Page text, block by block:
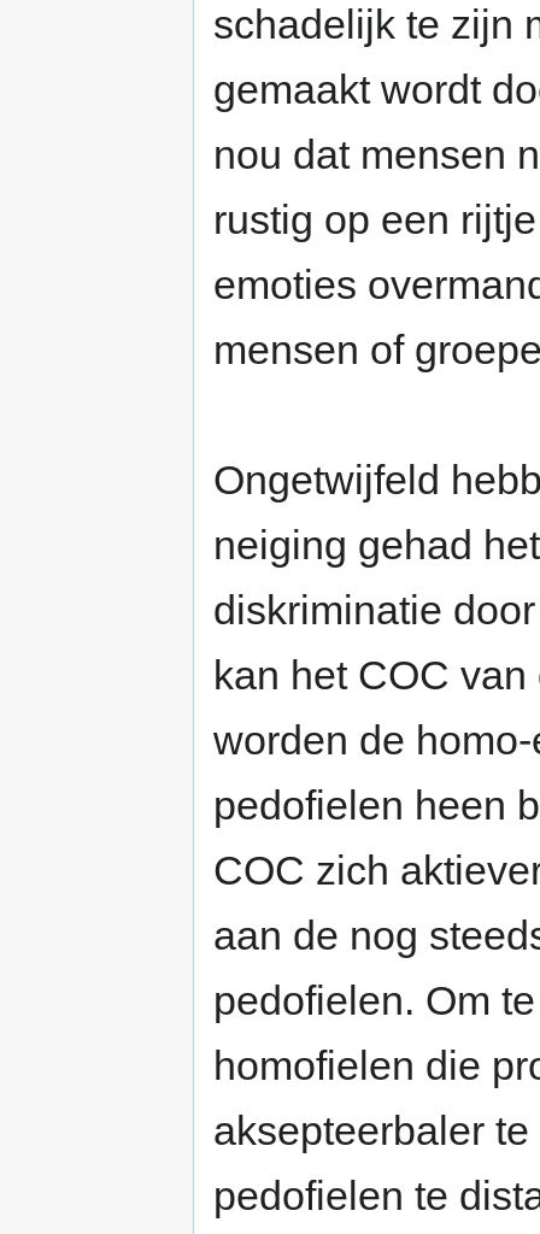
schadelijk te zijn
gemaakt wordt
nou dat mensen
rustig op een
emoties
mensen of
Ongetwijfeld
neiging gehad
diskriminatie
kan het COC
worden de
pedofielen heen
COC zich
aan de nog
pedofielen. Om
homofielen die
aksepteerbaler
pedofielen te